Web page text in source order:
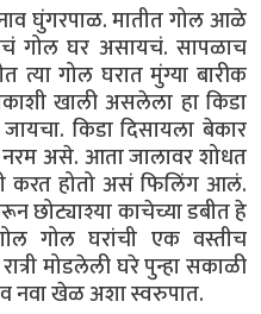
घुंगरपाळ. मातीत गोल आळे
घर असायचं. सापळाच
गोल घरात मुंग्या बारीक
खाली असलेला हा किडा
किडा दिसायला बेकार
असे. आता जालावर शोधत
करत होतो असं फिलिंग आलं.
छोट्याश्या काचेच्या डबीत हे
गोल घरांची एक वस्तीच
मोडलेली घरे पुन्हा सकाळी
नवा खेळ अशा स्वरुपात.